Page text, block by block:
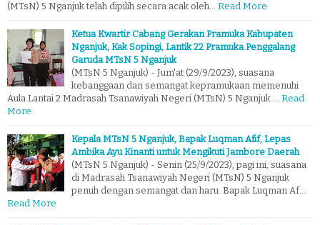
(MTsN) 5 Nganjuk telah dipilih secara acak oleh… Read More
Ketua Kwartir Cabang Gerakan Pramuka Kabupaten
Nganjuk, Kak Sopingi, Lantik 22 Pramuka Penggalang
Garuda MTsN 5 Nganjuk
(MTsN 5 Nganjuk) - Jum'at (29/9/2023), suasana
kebanggaan dan semangat kepramukaan memenuhi
Aula Lantai 2 Madrasah Tsanawiyah Negeri (MTsN) 5 Nganjuk … Read
More
Kepala MTsN 5 Nganjuk, Bapak Luqman Afif, Lepas
Ambika Ayu Kinanti untuk Mengikuti Jambore Daerah
(MTsN 5 Nganjuk) - Senin (25/9/2023), pagi ini, suasana
di Madrasah Tsanawiyah Negeri (MTsN) 5 Nganjuk
penuh dengan semangat dan haru. Bapak Luqman Af…
Read More